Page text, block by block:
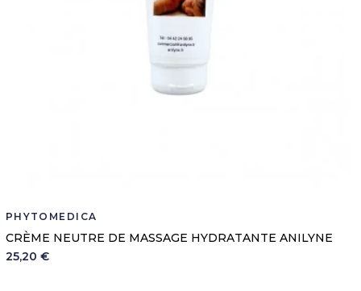
PHYTOMEDICA
CRÈME NEUTRE DE MASSAGE HYDRATANTE ANILYNE
25,20 €